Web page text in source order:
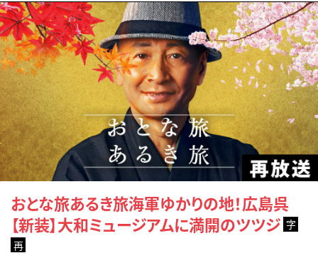
おとな旅あるき旅海軍ゆかりの地！広島呉
【新装】大和ミュージアムに満開のツツジ 字
再